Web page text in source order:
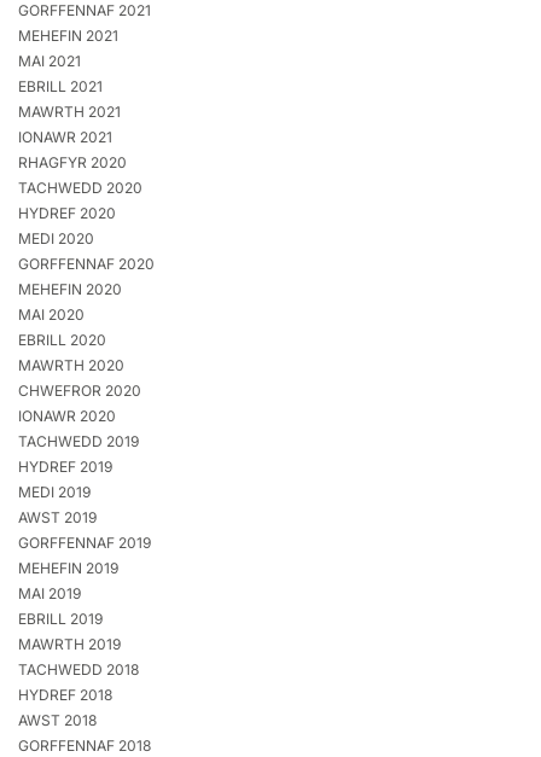
GORFFENNAF 2021
MEHEFIN 2021
MAI 2021
EBRILL 2021
MAWRTH 2021
IONAWR 2021
RHAGFYR 2020
TACHWEDD 2020
HYDREF 2020
MEDI 2020
GORFFENNAF 2020
MEHEFIN 2020
MAI 2020
EBRILL 2020
MAWRTH 2020
CHWEFROR 2020
IONAWR 2020
TACHWEDD 2019
HYDREF 2019
MEDI 2019
AWST 2019
GORFFENNAF 2019
MEHEFIN 2019
MAI 2019
EBRILL 2019
MAWRTH 2019
TACHWEDD 2018
HYDREF 2018
AWST 2018
GORFFENNAF 2018